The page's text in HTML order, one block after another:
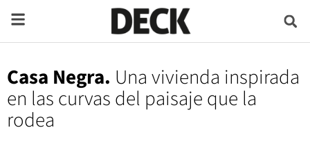
Casa Negra. Una vivienda inspirada
en las curvas del paisaje que la
rodea